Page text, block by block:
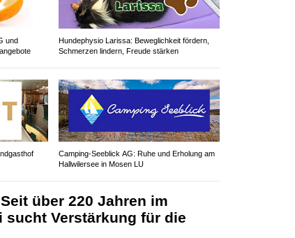
und
Hundephysio Larissa: Beweglichkeit fördern,
Schmerzen lindern, Freude stärken
Camping-Seeblick AG: Ruhe und Erholung am
Hallwilersee in Mosen LU
über 220 Jahren im
sucht Verstärkung für die